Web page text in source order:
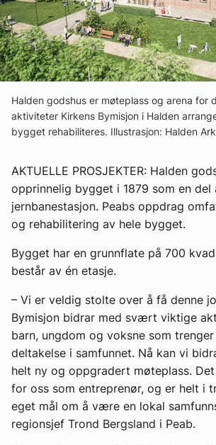
Ledige stillinger
eBlad
Aktivitetskalender
Bransjekommentar
Nyheter
Aktuelle prosjekter
Halden godshus er møteplass og arena for
aktiviteter Kirkens Bymisjon i Halden
bygget rehabiliteres. Illustrasjon: Halden
AKTUELLE PROSJEKTER: Halden
opprinnelig bygget i 1879 som en del
jernbanestasjon. Peabs oppdrag
og rehabilitering av hele bygget.
Bygget har en grunnflate på 700
består av én etasje.
– Vi er veldig stolte over å få denne
Bymisjon bidrar med svært viktige
barn, ungdom og voksne som
deltakelse i samfunnet. Nå kan vi
helt ny og oppgradert møteplass.
for oss som entreprenør, og er helt i
eget mål om å være en lokal
regionsjef Trond Bergsland i Peab.